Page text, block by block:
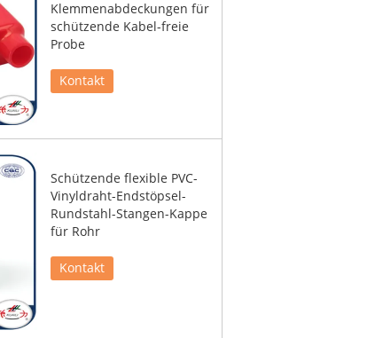
Klemmenabdeckungen für
schützende Kabel-freie
Probe
Kontakt
Schützende flexible PVC-
Vinyldraht-Endstöpsel-
Rundstahl-Stangen-Kappe
für Rohr
Kontakt